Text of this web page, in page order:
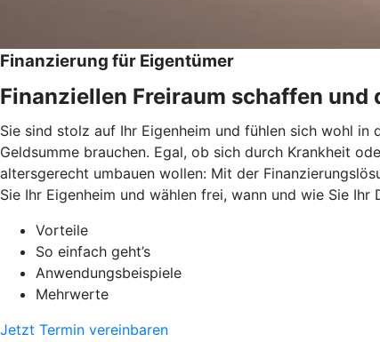
Finanzierung für Eigentümer
Finanziellen Freiraum schaffen und
Sie sind stolz auf Ihr Eigenheim und fühlen sich wohl
Geldsumme brauchen. Egal, ob sich durch Krankheit
altersgerecht umbauen wollen: Mit der
Sie Ihr Eigenheim und wählen frei, wann und wie Sie Ihr
Vorteile
So einfach geht’s
Anwendungsbeispiele
Mehrwerte
Jetzt Termin vereinbaren